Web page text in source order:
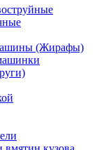
(Жирафы)